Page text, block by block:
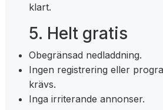
klart.
5. Helt gratis
Obegränsad nedladdning.
Ingen registrering eller
krävs.
Inga irriterande annonser.